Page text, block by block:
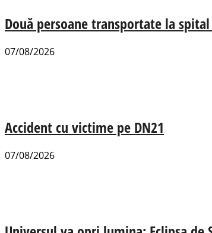
Două persoane transportate la
07/08/2026
Accident cu victime pe DN21
07/08/2026